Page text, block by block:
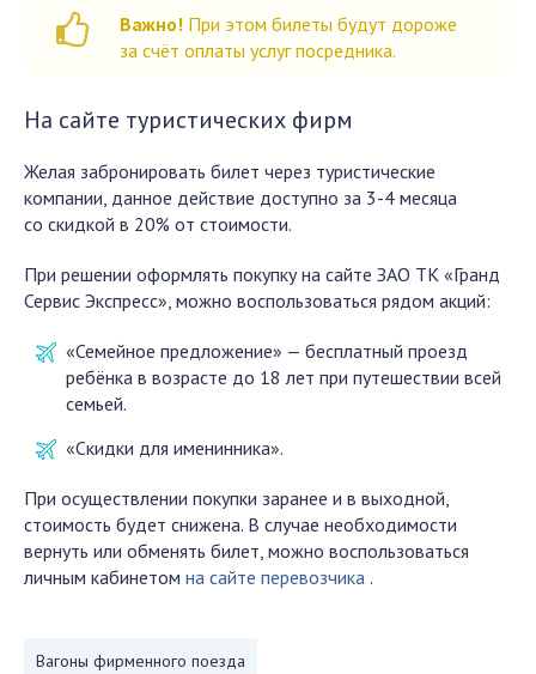
Важно! При этом билеты будут дороже
за счёт оплаты услуг посредника.
На сайте туристических фирм
Желая забронировать билет через туристические
компании, данное действие доступно за 3-4 месяца
со скидкой в 20% от стоимости.
При решении оформлять покупку на сайте ЗАО ТК «Гранд
Сервис Экспресс», можно воспользоваться рядом акций:
«Семейное предложение» — бесплатный проезд
ребёнка в возрасте до 18 лет при путешествии всей
семьей.
«Скидки для именинника».
При осуществлении покупки заранее и в выходной,
стоимость будет снижена. В случае необходимости
вернуть или обменять билет, можно воспользоваться
личным кабинетом на сайте перевозчика .
Вагоны фирменного поезда